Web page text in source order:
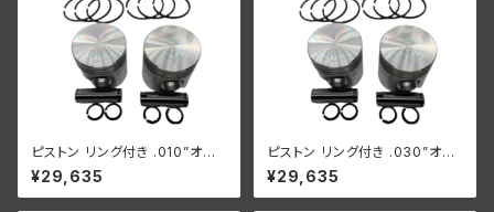
ピストン リング付き .010”オー
バーサイズ 2個セット
¥29,635
ピストン リング付き .030”オー
バーサイズ 2個セット
¥29,635